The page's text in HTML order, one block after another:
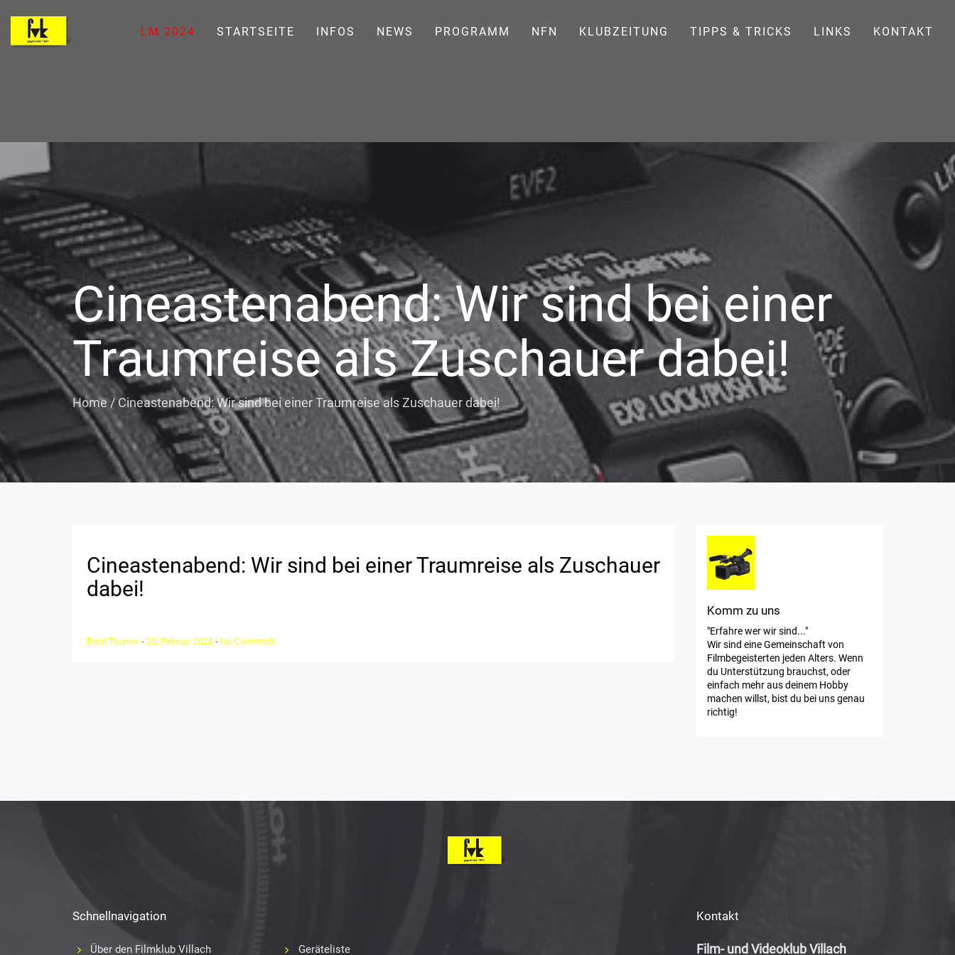
LM 2024 STARTSEITE INFOS NEWS PROGRAMM NFN KLUBZEITUNG TIPPS & TRICKS LINKS KONTAKT
Cineastenabend: Wir sind bei einer
Traumreise als Zuschauer dabei!
Home / Cineastenabend: Wir sind bei einer Traumreise als Zuschauer dabei!
Cineastenabend: Wir sind bei einer Traumreise als Zuschauer
dabei!
Ernst Thurner - 26. Februar 2024 - No Comments
Komm zu uns
"Erfahre wer wir sind..."
Wir sind eine Gemeinschaft von
Filmbegeisterten jeden Alters. Wenn
du Unterstützung brauchst, oder
einfach mehr aus deinem Hobby
machen willst, bist du bei uns genau
richtig!
Schnellnavigation
Über den Filmklub Villach Geräteliste
Kontakt
Film- und Videoklub Villach